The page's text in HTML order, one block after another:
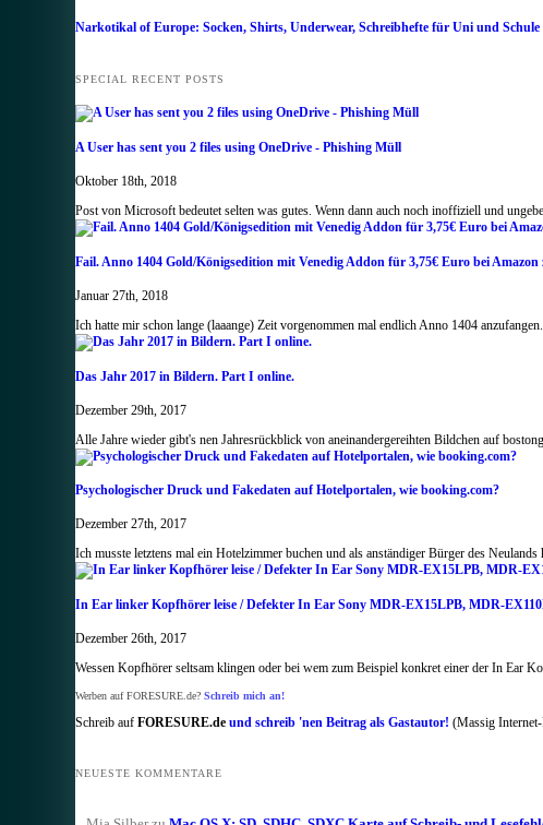
Narkotikal of Europe: Socken, Shirts, Underwear, Schreibhefte für Uni und Schule
SPECIAL RECENT POSTS
A User has sent you 2 files using OneDrive - Phishing Müll
Oktober 18th, 2018
Post von Microsoft bedeutet selten was gutes. Wenn dann auch noch inoffiziell und
Fail. Anno 1404 Gold/Königsedition mit Venedig Addon für 3,75€ Euro bei
Januar 27th, 2018
Ich hatte mir schon lange (laaange) Zeit vorgenommen mal endlich Anno 1404
Das Jahr 2017 in Bildern. Part I online.
Dezember 29th, 2017
Alle Jahre wieder gibt's nen Jahresrückblick von aneinandergereihten Bildchen auf
Psychologischer Druck und Fakedaten auf Hotelportalen, wie booking.com?
Dezember 27th, 2017
Ich musste letztens mal ein Hotelzimmer buchen und als anständiger Bürger des Neulands
In Ear linker Kopfhörer leise / Defekter In Ear Sony MDR-EX15LPB, MDR-
Dezember 26th, 2017
Wessen Kopfhörer seltsam klingen oder bei wem zum Beispiel konkret einer der In Ear
Werben auf FORESURE.de? Schreib mich an!
Schreib auf FORESURE.de und schreib 'nen Beitrag als Gastautor! (Massig
NEUESTE KOMMENTARE